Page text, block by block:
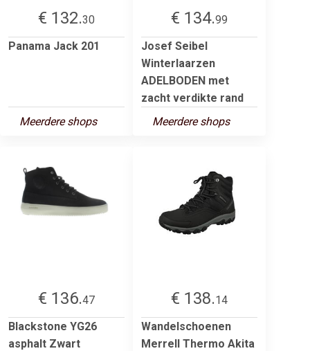
€ 132.30
Panama Jack 201
Meerdere shops
€ 134.99
Josef Seibel
Winterlaarzen
ADELBODEN met
zacht verdikte rand
Meerdere shops
€ 136.47
Blackstone YG26
asphalt Zwart
€ 138.14
Wandelschoenen
Merrell Thermo Akita